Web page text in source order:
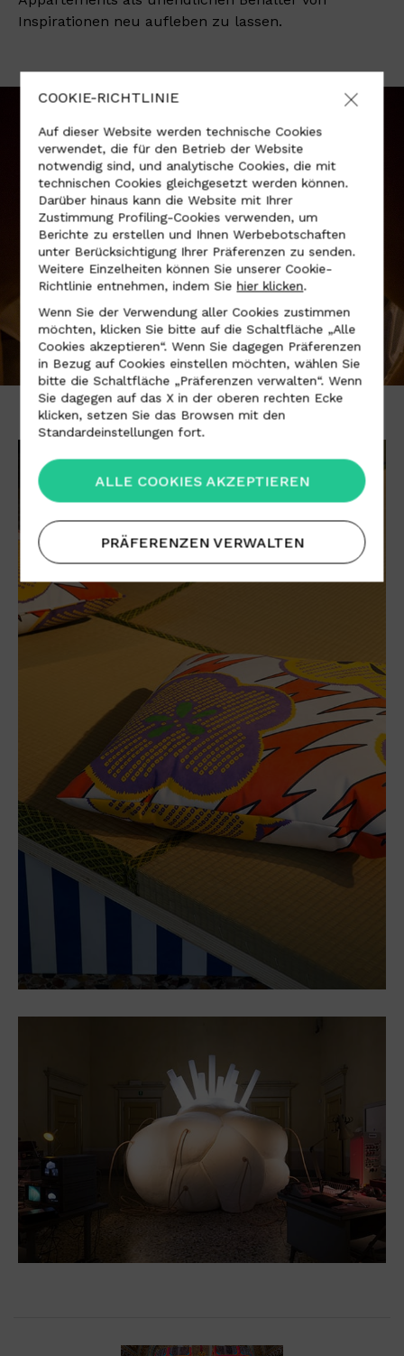
Inspirationen neu aufleben zu lassen.
COOKIE-RICHTLINIE
Auf dieser Website werden technische Cookies
verwendet, die für den Betrieb der Website
notwendig sind, und analytische Cookies, die mit
technischen Cookies gleichgesetzt werden können.
Darüber hinaus kann die Website mit Ihrer
Zustimmung Profiling-Cookies verwenden, um
Berichte zu erstellen und Ihnen Werbebotschaften
unter Berücksichtigung Ihrer Präferenzen zu senden.
Weitere Einzelheiten können Sie unserer Cookie-
Richtlinie entnehmen, indem Sie hier klicken.
Wenn Sie der Verwendung aller Cookies zustimmen
möchten, klicken Sie bitte auf die Schaltfläche „Alle
Cookies akzeptieren“. Wenn Sie dagegen Präferenzen
in Bezug auf Cookies einstellen möchten, wählen Sie
bitte die Schaltfläche „Präferenzen verwalten“. Wenn
Sie dagegen auf das X in der oberen rechten Ecke
klicken, setzen Sie das Browsen mit den
Standardeinstellungen fort.
ALLE COOKIES AKZEPTIEREN
PRÄFERENZEN VERWALTEN